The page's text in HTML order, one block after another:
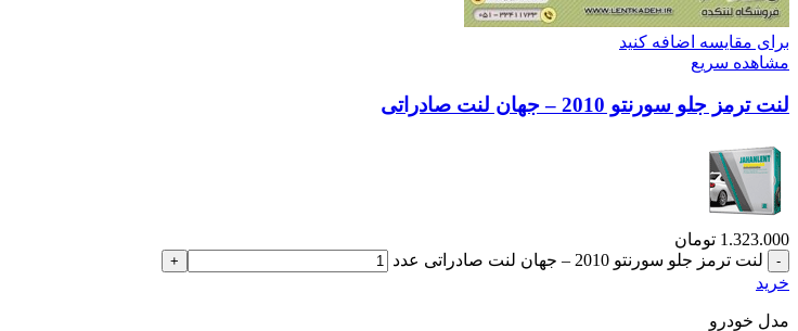
برای مقایسه اضافه کنید
مشاهده سریع
لنت ترمز جلو سورنتو 2010 – جهان لنت صادراتی
1.323.000 تومان
لنت ترمز جلو سورنتو 2010 – جهان لنت صادراتی عدد
خرید
مدل خودرو